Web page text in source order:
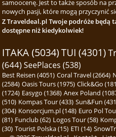
samoocenę. Jest to także sposób na
nowych pasji, które mogą przyczynić
Z Traveldeal.pl Twoje podróże będą
dostępne niż kiedykolwiek!
ITAKA (5034)TUI (4301)
(644) SeePlaces (538)
Best Reisen (4051) Coral Travel (2664)
(2584) Oasis Tours (1975) Click&Go
(1724) Easygo (1368) Anex Poland
(510) Kompas Tour (433) Sun&Fun
(304) Konsorcjum.pl (148) Euro Pol
(81) Funclub (62) Logos Tour (58)
(30) Tourist Polska (15) ETI (14)